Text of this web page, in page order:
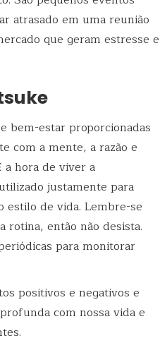
atrasado em uma reunião
que geram estresse e
bem-estar proporcionadas
com a mente, a razão e
a hora de viver a
justamente para
estilo de vida. Lembre-se
rotina, então não desista.
para monitorar
positivos e negativos e
com nossa vida e